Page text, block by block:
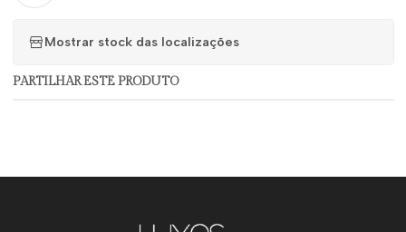
Mostrar stock das localizações
PARTILHAR ESTE PRODUTO